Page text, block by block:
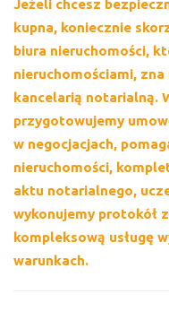
Jeżeli chcesz
kupna, koniecznie
biura nieruchomości,
nieruchomościami, zna
kancelarią notarialną.
przygotowujemy
w negocjacjach,
nieruchomości,
aktu notarialnego,
wykonujemy protokół
kompleksową usługę
warunkach.